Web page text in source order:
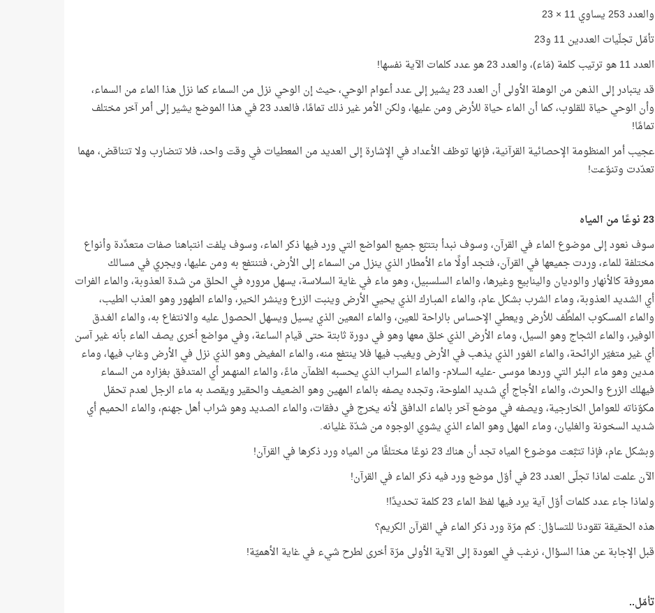
والعدد 253 يساوي 11 × 23
تأمّل تجلّيات العددين 11 و23
العدد 11 هو ترتيب كلمة (مَاء)، والعدد 23 هو عدد كلمات الآية نفسها!
قد يتبادر إلى الذهن من الوهلة الأولى أن العدد 23 يشير إلى عدد أعوام الوحي، حيث إن الوحي نزل من السماء كما نزل هذا الماء من السماء،
وأن الوحي حياة للقلوب، كما أن الماء حياة للأرض ومن عليها، ولكن الأمر غير ذلك تمامًا، فالعدد 23 في هذا الموضع يشير إلى أمر آخر مختلف
تمامًا!
عجيب أمر المنظومة الإحصائية القرآنية، فإنها توظف الأعداد في الإشارة إلى العديد من المعطيات في وقت واحد، فلا تتضارب ولا تتناقض، مهما
تعدّدت وتنوّعت!
23 نوعًا من المياه
سوف نعود إلى موضوع الماء في القرآن، وسوف نبدأ بتتبّع جميع المواضع التي ورد فيها ذكر الماء، وسوف يلفت انتباهنا صفات متعدِّدة وأنواع
مختلفة للماء، وردت جميعها في القرآن، فتجد أولًا ماء الأمطار الذي ينزل من السماء إلى الأرض، فتنتفع به ومن عليها، ويجري في مسالك
معروفة كالأنهار والوديان والينابيع وغيرها، والماء السلسبيل، وهو ماء في غاية السلاسة، يسهل مروره في الحلق من شدة العذوبة، والماء الفرات
أي الشديد العذوبة، وماء الشرب بشكل عام، والماء المبـارك الذي يحيي الأرض وينبت الزرع وينشر الخير، والماء الطهور وهو العذب الطيب،
والماء المسكوب الملطِّف للأرض ويعطي الإحساس بالراحة للعين، والماء المعين الذي يسيل ويسهل الحصول عليه والانتفاع به، والماء الغـدق
الوفير، والماء الثجاج وهو السيل، وماء الأرض الذي خلق معها وهو في دورة ثابتة حتى قيام الساعة، وفي مواضع أخرى يصف الماء بأنه غير آسن
أي غير متغيّر الرائحة، والماء الغور الذي يذهب في الأرض ويغيب فيها فلا ينتفع منه، والماء المغيض وهو الذي نزل في الأرض وغاب فيها، وماء
مـدين وهو ماء البئر التي وردها موسى -عليه السلام- والماء السراب الذي يحسبه الظمآن ماءً، والماء المنهـمر أي المتدفق بغزاره من السماء
فيهلك الزرع والحرث، والماء الأجاج أي شديد الملوحة، وتجده يصفه بالماء المهين وهو الضعيف والحقير ويقصد به ماء الرجل لعدم تحمّل
مكوّناته للعوامل الخارجية، ويصفه في موضع آخر بالماء الدافق لأنه يخرج في دفقات، والماء الصديد وهو شراب أهل جهنم، والماء الحميم أي
شديد السخونة والغليان، وماء المهل وهو الماء الذي يشوي الوجوه من شدّة غليانه.
وبشكل عام، فإذا تتبَّعت موضوع المياه تجد أن هناك 23 نوعًا مختلفًا من المياه ورد ذكرها في القرآن!
الآن علمت لماذا تجلّى العدد 23 في أوّل موضع ورد فيه ذكر الماء في القرآن!
ولماذا جاء عدد كلمات أوّل آية يرد فيها لفظ الماء 23 كلمة تحديدًا!
هذه الحقيقة تقودنا للتساؤل: كم مرّة ورد ذكر الماء في القرآن الكريم؟
قبل الإجابة عن هذا السؤال، نرغب في العودة إلى الآية الأولى مرّة أخرى لطرح شيء في غاية الأهميّة!
تأمّل..